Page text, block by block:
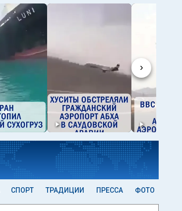
›
СПОРТ ТРАДИЦИИ ПРЕССА ФОТО